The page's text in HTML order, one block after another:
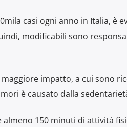
casi ogni anno in Italia, è
modificabili sono
impatto, a cui sono
è causato dalla
almeno 150 minuti di attività